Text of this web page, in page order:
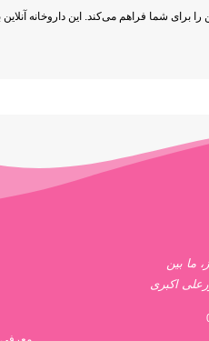
برای شما فراهم می‌کند. این داروخانه
ما بین
اکبری